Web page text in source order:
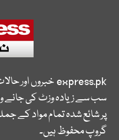
express.pkخبروں اور
سب سے زیادہ وزٹ کی
پر شائع شدہ تمام مواد کے
گروپ محفوظ ہیں۔